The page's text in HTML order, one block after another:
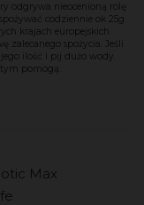
odgrywa nieocenioną rolę
codziennie ok 25g
krajach europejskich
zalecanego spożycia. Jeśli
ilość i pij dużo wody.
pomogą.
Max